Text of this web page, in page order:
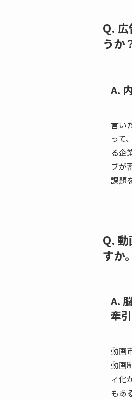
Q. 広
うか
A.
言い
って
る企
ブが
課題
Q. 動
すか。
A.
牽
動画
動画
ィ化
もあ